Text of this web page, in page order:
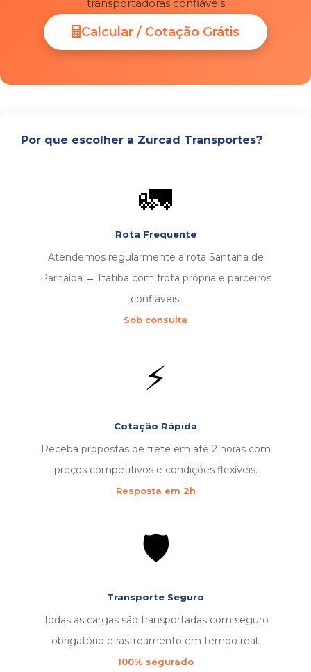
transportadoras confiáveis
Calcular / Cotação Grátis
Por que escolher a Zurcad Transportes?
🚛
Rota Frequente
Atendemos regularmente a rota Santana de
Parnaíba → Itatiba com frota própria e parceiros
confiáveis.
Sob consulta
⚡
Cotação Rápida
Receba propostas de frete em até 2 horas com
preços competitivos e condições flexíveis.
Resposta em 2h
🛡️
Transporte Seguro
Todas as cargas são transportadas com seguro
obrigatório e rastreamento em tempo real.
100% segurado